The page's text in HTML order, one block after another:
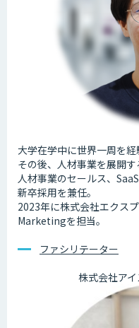
大学在学中に世界一周を経
その後、人材事業を展開す
人材事業のセールス、
新卒採用を兼任。
2023年に株式会社エクス
Marketingを担当。
ファシリテーター
株式会社ア